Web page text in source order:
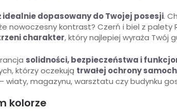
idealnie dopasowany do Twojej posesji.
nowoczesny kontrast? Czerń i biel z
charakter, który najlepiej wyraża Twój
solidności, bezpieczeństwa i
którzy oczekują trwałej ochrony
wiaty, magazynu, warsztatu czy budynku
kolorze